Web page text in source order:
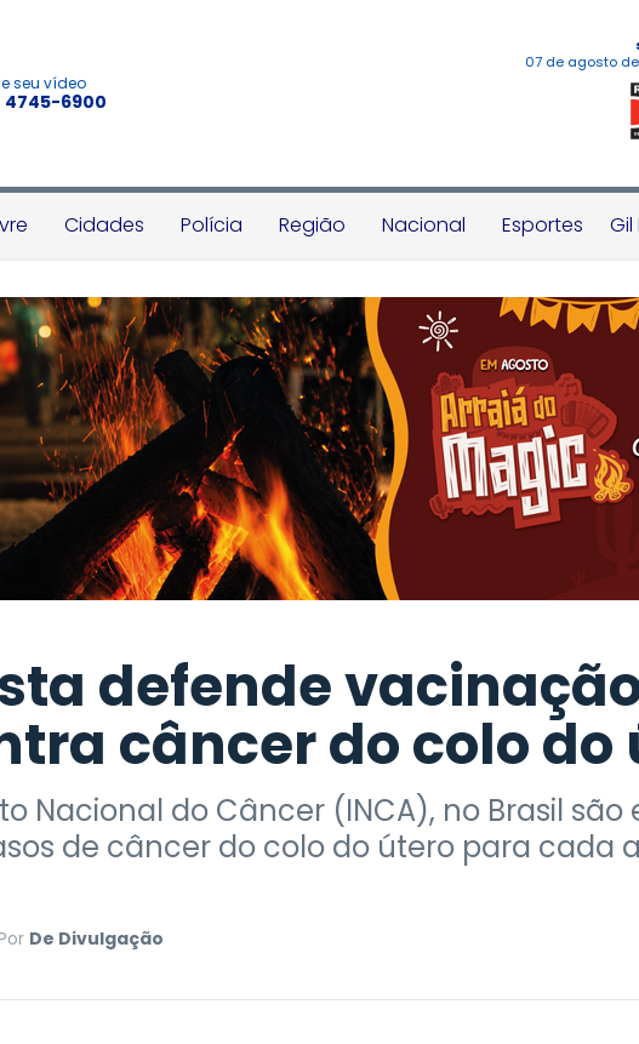
seu vídeo
4745-6900
07 de agosto
Cidades Polícia Região Nacional Esportes Gil
defende
câncer do colo do
Nacional do Câncer (INCA), no Brasil
de câncer do colo do útero para cada
De Divulgação